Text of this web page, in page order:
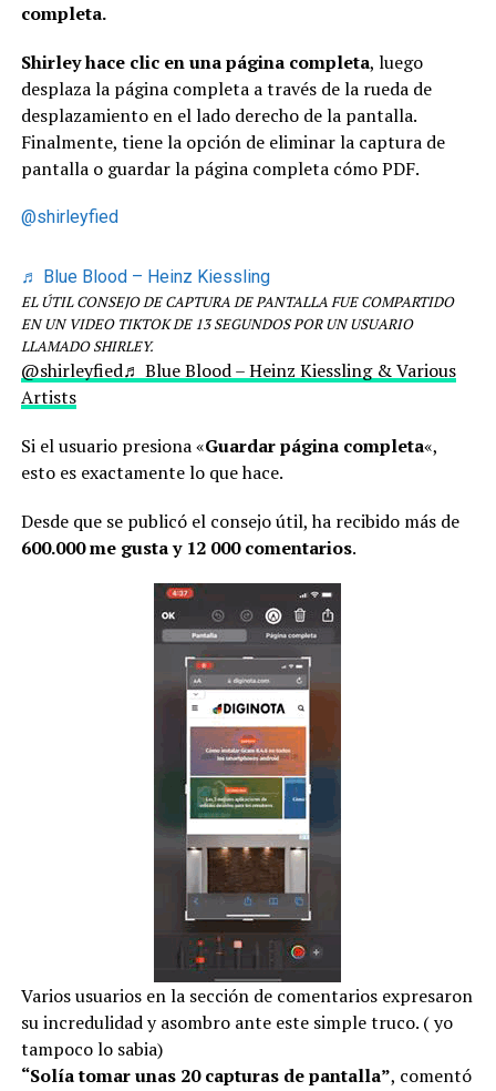
completa.
Shirley hace clic en una página completa, luego
desplaza la página completa a través de la rueda de
desplazamiento en el lado derecho de la pantalla.
Finalmente, tiene la opción de eliminar la captura de
pantalla o guardar la página completa cómo PDF.
@shirleyfied
♬ Blue Blood – Heinz Kiessling
EL ÚTIL CONSEJO DE CAPTURA DE PANTALLA FUE COMPARTIDO
EN UN VIDEO TIKTOK DE 13 SEGUNDOS POR UN USUARIO
LLAMADO SHIRLEY.
@shirleyfied♬ Blue Blood – Heinz Kiessling & Various
Artists
Si el usuario presiona «Guardar página completa«,
esto es exactamente lo que hace.
Desde que se publicó el consejo útil, ha recibido más de
600.000 me gusta y 12 000 comentarios.
Varios usuarios en la sección de comentarios expresaron
su incredulidad y asombro ante este simple truco. ( yo
tampoco lo sabia)
“Solía ​​tomar unas 20 capturas de pantalla”, comentó